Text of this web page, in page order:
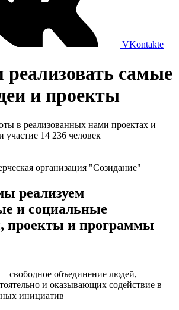
VKontakte
самые
и проекты
в реализованных нами проектах и
участие 14 236 человек
организация "Созидание"
реализуем
и социальные
проекты и программы
объединение людей,
и оказывающих содействие в
инициатив